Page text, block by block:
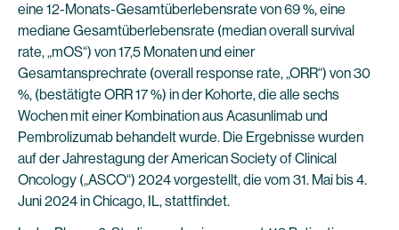
eine 12-Monats-Gesamtüberlebensrate von 69 %, eine
mediane Gesamtüberlebensrate (median overall survival
rate, „mOS“) von 17,5 Monaten und einer
Gesamtansprechrate (overall response rate, „ORR“) von 30
%, (bestätigte ORR 17 %) in der Kohorte, die alle sechs
Wochen mit einer Kombination aus Acasunlimab und
Pembrolizumab behandelt wurde. Die Ergebnisse wurden
auf der Jahrestagung der American Society of Clinical
Oncology („ASCO“) 2024 vorgestellt, die vom 31. Mai bis 4.
Juni 2024 in Chicago, IL, stattfindet.